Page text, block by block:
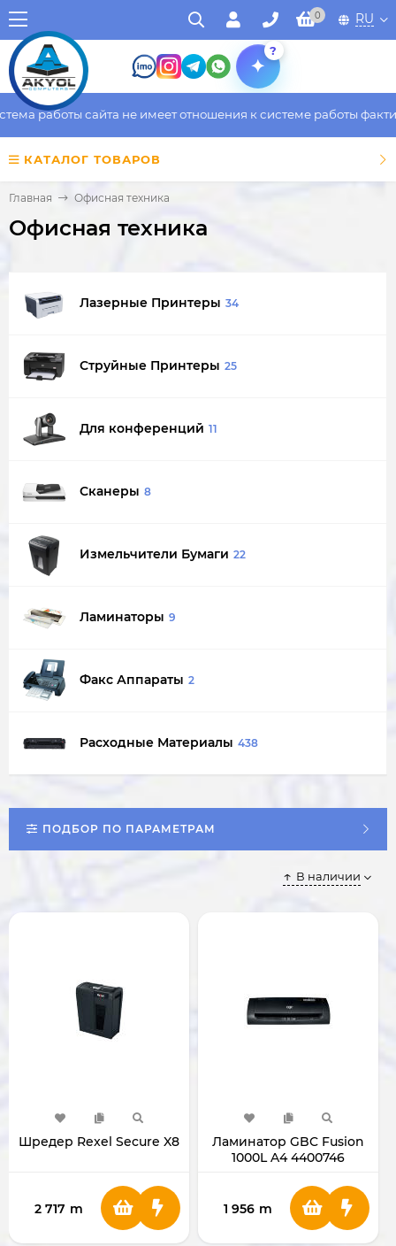
0 RU
?
сайта не имеет отношения к системе работы
КАТАЛОГ ТОВАРОВ
Главная Офисная техника
Офисная техника
Лазерные Принтеры 34
Струйные Принтеры 25
Для конференций 11
Сканеры 8
Измельчители Бумаги 22
Ламинаторы 9
Факс Аппараты 2
Расходные Материалы 438
ПОДБОР ПО ПАРАМЕТРАМ
В наличии
Шредер Rexel Secure X8
2 717 m
Ламинатор GBC Fusion
1000L A4 4400746
1 956 m